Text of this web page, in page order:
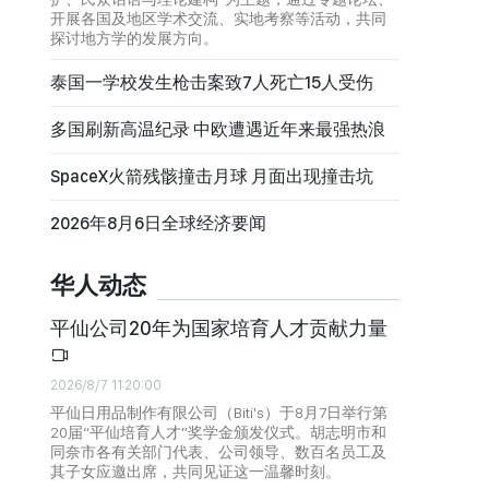
开展各国及地区学术交流、实地考察等活动，共同
探讨地方学的发展方向。
泰国一学校发生枪击案致7人死亡15人受伤
多国刷新高温纪录 中欧遭遇近年来最强热浪
SpaceX火箭残骸撞击月球 月面出现撞击坑
2026年8月6日全球经济要闻
华人动态
平仙公司20年为国家培育人才贡献力量
2026/8/7 11:20:00
平仙日用品制作有限公司（Biti's）于8月7日举行第
20届“平仙培育人才”奖学金颁发仪式。胡志明市和
同奈市各有关部门代表、公司领导、数百名员工及
其子女应邀出席，共同见证这一温馨时刻。